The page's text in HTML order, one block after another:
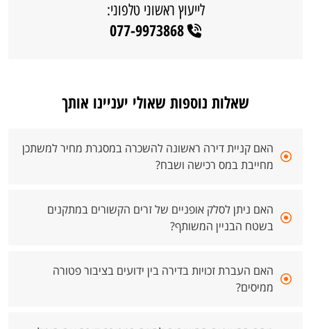
לייעוץ ראשוני טלפוני:
077-9973868
שאלות נוספות שאולי יעניינו אותך
האם קניית דירה ראשונה להשכרה במסגרת מחיר למשתכן
מחייבת במס רכישה ושבח?
האם ניתן לסלק אופניים של זרים הקשורים במתקנים
בשטח הבניין המשותף?
האם העברת זכויות בדירה בין ידועים בציבור פטורה
ממיסים?